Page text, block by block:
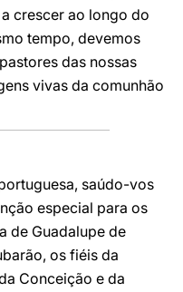
crescer ao longo do
tempo, devemos
das nossas
vivas da comunhão
saúdo-vos
especial para os
de Guadalupe de
os fiéis da
Conceição e da